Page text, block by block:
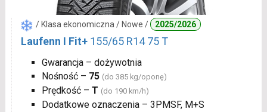
/ Klasa ekonomiczna / Nowe / 2025/2026
Laufenn I Fit+ 155/65 R14 75 T
Gwarancja – dożywotnia
Nośność – 75 (do 385 kg/oponę)
Prędkość – T (do 190 km/h)
Dodatkowe oznaczenia – 3PMSF, M+S